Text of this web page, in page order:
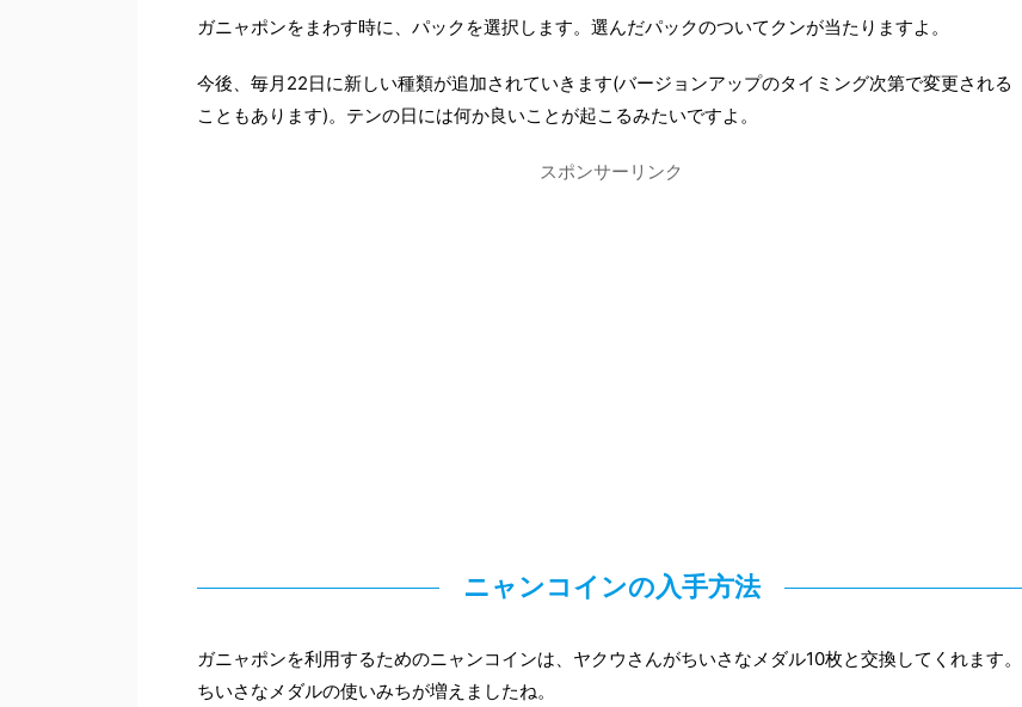
ガニャポンをまわす時に、パックを選択します。選んだパックのついてクンが当たりますよ。
今後、毎月22日に新しい種類が追加されていきます(バージョンアップのタイミング次第で変更される
こともあります)。テンの日には何か良いことが起こるみたいですよ。
スポンサーリンク
ニャンコインの入手方法
ガニャポンを利用するためのニャンコインは、ヤクウさんがちいさなメダル10枚と交換してくれます。
ちいさなメダルの使いみちが増えましたね。